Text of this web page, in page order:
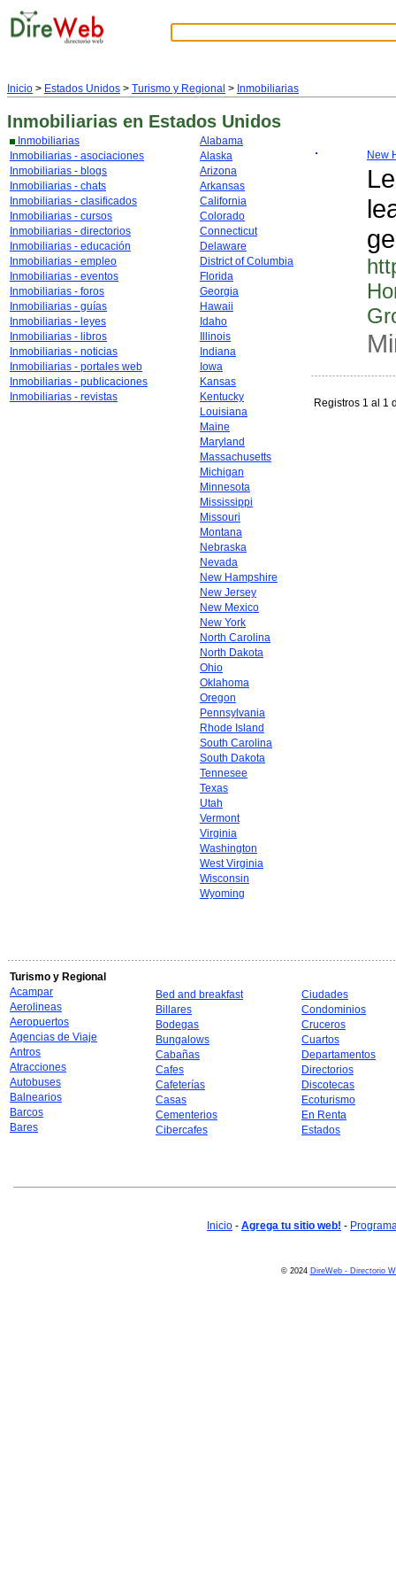
Inicio > Estados Unidos > Turismo y Regional > Inmobiliarias
Inmobiliarias en Estados Unidos
Inmobiliarias
Inmobiliarias - asociaciones
Inmobiliarias - blogs
Inmobiliarias - chats
Inmobiliarias - clasificados
Inmobiliarias - cursos
Inmobiliarias - directorios
Inmobiliarias - educación
Inmobiliarias - empleo
Inmobiliarias - eventos
Inmobiliarias - foros
Inmobiliarias - guías
Inmobiliarias - leyes
Inmobiliarias - libros
Inmobiliarias - noticias
Inmobiliarias - portales web
Inmobiliarias - publicaciones
Inmobiliarias - revistas
Alabama
Alaska
Arizona
Arkansas
California
Colorado
Connecticut
Delaware
District of Columbia
Florida
Georgia
Hawaii
Idaho
Illinois
Indiana
Iowa
Kansas
Kentucky
Louisiana
Maine
Maryland
Massachusetts
Michigan
Minnesota
Mississippi
Missouri
Montana
Nebraska
Nevada
New Hampshire
New Jersey
New Mexico
New York
North Carolina
North Dakota
Ohio
Oklahoma
Oregon
Pennsylvania
Rhode Island
South Carolina
South Dakota
Tennesee
Texas
Utah
Vermont
Virginia
Washington
West Virginia
Wisconsin
Wyoming
New
Registros 1 al 1
Turismo y Regional
Acampar
Aerolineas
Aeropuertos
Agencias de Viaje
Antros
Atracciones
Autobuses
Balnearios
Barcos
Bares
Bed and breakfast
Billares
Bodegas
Bungalows
Cabañas
Cafes
Cafeterías
Casas
Cementerios
Cibercafes
Ciudades
Condominios
Cruceros
Cuartos
Departamentos
Directorios
Discotecas
Ecoturismo
En Renta
Estados
Inicio - Agrega tu sitio web! -
© 2024 DireWeb - Directorio